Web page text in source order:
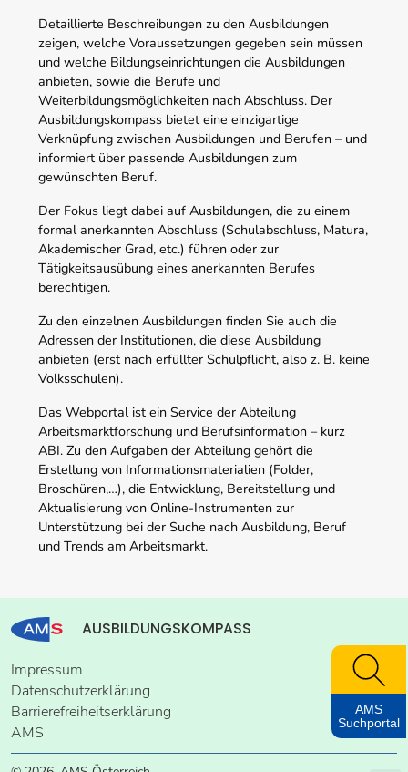
Detaillierte Beschreibungen zu den Ausbildungen
zeigen, welche Voraussetzungen gegeben sein müssen
und welche Bildungseinrichtungen die Ausbildungen
anbieten, sowie die Berufe und
Weiterbildungsmöglichkeiten nach Abschluss. Der
Ausbildungskompass bietet eine einzigartige
Verknüpfung zwischen Ausbildungen und Berufen – und
informiert über passende Ausbildungen zum
gewünschten Beruf.
Der Fokus liegt dabei auf Ausbildungen, die zu einem
formal anerkannten Abschluss (Schulabschluss, Matura,
Akademischer Grad, etc.) führen oder zur
Tätigkeitsausübung eines anerkannten Berufes
berechtigen.
Zu den einzelnen Ausbildungen finden Sie auch die
Adressen der Institutionen, die diese Ausbildung
anbieten (erst nach erfüllter Schulpflicht, also z. B. keine
Volksschulen).
Das Webportal ist ein Service der Abteilung
Arbeitsmarktforschung und Berufsinformation – kurz
ABI. Zu den Aufgaben der Abteilung gehört die
Erstellung von Informationsmaterialien (Folder,
Broschüren,…), die Entwicklung, Bereitstellung und
Aktualisierung von Online-Instrumenten zur
Unterstützung bei der Suche nach Ausbildung, Beruf
und Trends am Arbeitsmarkt.
AUSBILDUNGSKOMPASS
Impressum
Datenschutzerklärung
Barrierefreiheitserklärung
AMS
AMS
Suchportal